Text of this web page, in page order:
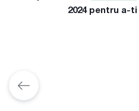
2024 pentru a-